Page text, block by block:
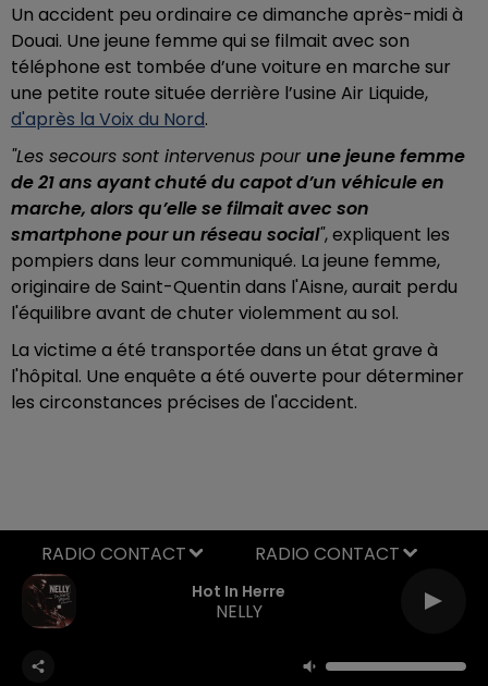
Un accident peu ordinaire ce dimanche après-midi à
Douai. Une jeune femme qui se filmait avec son
téléphone est tombée d’une voiture en marche sur
une petite route située derrière l’usine Air Liquide,
d'après la Voix du Nord.
"Les secours sont intervenus pour une jeune femme
de 21 ans ayant chuté du capot d’un véhicule en
marche, alors qu’elle se filmait avec son
smartphone pour un réseau social", expliquent les
pompiers dans leur communiqué. La jeune femme,
originaire de Saint-Quentin dans l'Aisne, aurait perdu
l'équilibre avant de chuter violemment au sol.
La victime a été transportée dans un état grave à
l'hôpital. Une enquête a été ouverte pour déterminer
les circonstances précises de l'accident.
Hot In Herre
NELLY
RADIO CONTACT